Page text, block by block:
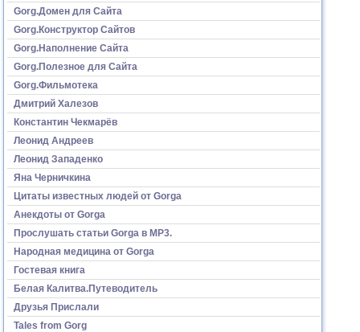
Gorg.Домен для Сайта
Gorg.Конструктор Сайтов
Gorg.Наполнение Сайта
Gorg.Полезное для Сайта
Gorg.Фильмотека
Дмитрий Халезов
Константин Чекмарёв
Леонид Андреев
Леонид Западенко
Яна Черничкина
Цитаты известных людей от Gorga
Анекдоты от Gorga
Прослушать статьи Gorga в МР3.
Народная медицина от Gorga
Гостевая книга
Белая Калитва.Путеводитель
Друзья Прислали
Tales from Gorg